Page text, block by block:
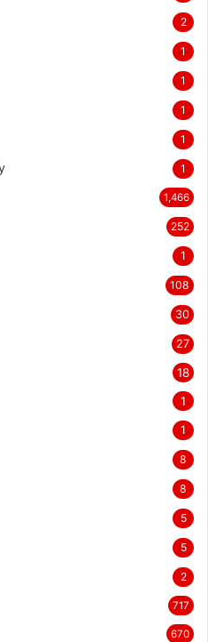
2
1
1
1
1
1
1,466
252
1
108
30
27
18
1
1
8
8
5
5
2
717
670